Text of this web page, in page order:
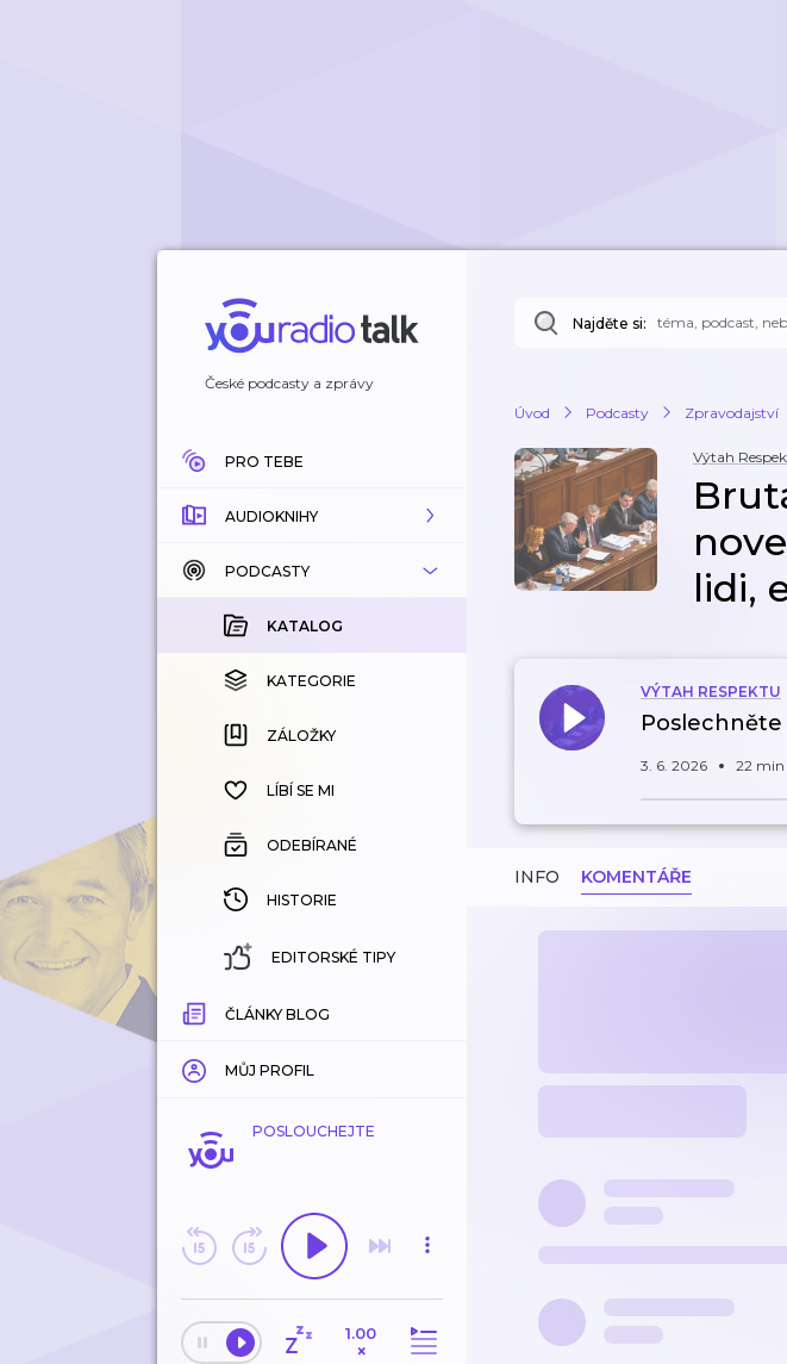
České podcasty a zprávy
PRO TEBE
AUDIOKNIHY
KATALOG
KOUPENÉ
KATEGORIE
ZÁLOŽKY
HISTORIE
PODCASTY
KATALOG
KATEGORIE
ZÁLOŽKY
LÍBÍ SE MI
ODEBÍRANÉ
HISTORIE
EDITORSKÉ TIPY
ČLÁNKY BLOG
MŮJ PROFIL
POSLOUCHEJTE
1.00
×
Najděte si:
Úvod Podcasty Zpravodajství
Výtah
lidi,
VÝTAH RESPEKTU
Poslechněte
3. 6. 2026 22 min
INFO KOMENTÁŘE